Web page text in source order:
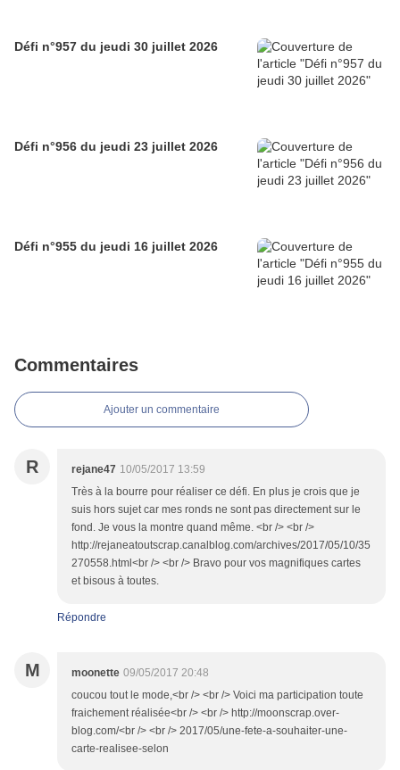
Défi n°957 du jeudi 30 juillet 2026
Défi n°956 du jeudi 23 juillet 2026
Défi n°955 du jeudi 16 juillet 2026
Commentaires
Ajouter un commentaire
R rejane47 10/05/2017 13:59
Très à la bourre pour réaliser ce défi. En plus je crois que je
suis hors sujet car mes ronds ne sont pas directement sur le
fond. Je vous la montre quand même. <br /> <br />
http://rejaneatoutscrap.canalblog.com/archives/2017/05/10/35
270558.html<br /> <br /> Bravo pour vos magnifiques cartes
et bisous à toutes.
Répondre
M moonette 09/05/2017 20:48
coucou tout le mode,<br /> <br /> Voici ma participation toute
fraichement réalisée<br /> <br /> http://moonscrap.over-
blog.com/<br /> <br /> 2017/05/une-fete-a-souhaiter-une-
carte-realisee-selon